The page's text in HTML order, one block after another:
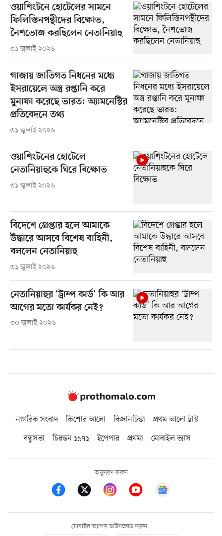
ওয়াশিংটনে হোটেলের সামনে
ফিলিস্তিনপন্থীদের বিক্ষোভ,
নৈশভোজ করছিলেন নেতানিয়াহু
৩১ জুলাই ২০২৬
গাজায় জাতিগত নিধনের মধ্যে
ইসরায়েলে অস্ত্র রপ্তানি করে
মুনাফা করেছে ভারত: অ্যামনেস্টির
প্রতিবেদনে তথ্য
৩১ জুলাই ২০২৬
ওয়াশিংটনের হোটেলে
নেতানিয়াহুকে ঘিরে বিক্ষোভ
৩১ জুলাই ২০২৬
বিদেশে গ্রেপ্তার হলে আমাকে
উদ্ধারে আসবে বিশেষ বাহিনী,
বললেন নেতানিয়াহু
৩১ জুলাই ২০২৬
নেতানিয়াহুর ‘ট্রাম্প কার্ড’ কি আর
আগের মতো কার্যকর নেই?
৩০ জুলাই ২০২৬
নাগরিক সংবাদ কিশোর আলো বিজ্ঞানচিন্তা
প্রথম আলো ট্রাস্ট
বন্ধুসভা
চিরন্তন ১৯৭১ ইপেপার প্রথমা মোবাইল ভ্যাস
অনুসরণ করুন
মোবাইল অ্যাপস ডাউনলোড করুন